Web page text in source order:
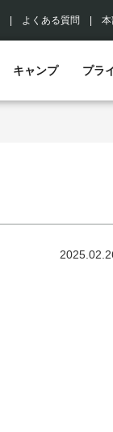
よくある質問
キャンプ プラ